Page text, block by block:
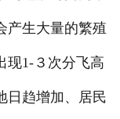
产生大量的繁殖
现1-３次分飞高
日趋增加、居民